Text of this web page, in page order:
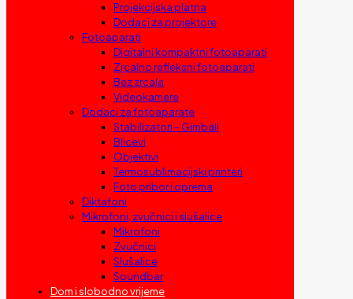
Projekcijska platna
Dodaci za projektore
Fotoaparati
Digitalni kompaktni fotoaparati
Zrcalno refleksni fotoaparati
Bez zrcala
Videokamere
Dodaci za fotoaparate
Stabilizatori – Gimbali
Blicevi
Objektivi
Termosublimacijski printeri
Foto pribor i oprema
Diktafoni
Mikrofoni, zvučnici i slušalice
Mikrofoni
Zvučnici
Slušalice
Soundbar
Dom i slobodno vrijeme